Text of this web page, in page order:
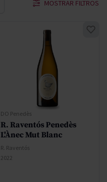
MOSTRAR FILTROS
DO Penedès
R. Raventós Penedès
L'Ànec Mut Blanc
R. Raventós
2022